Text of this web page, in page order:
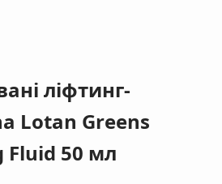
ліфтинг-
Lotan Greens
50 мл